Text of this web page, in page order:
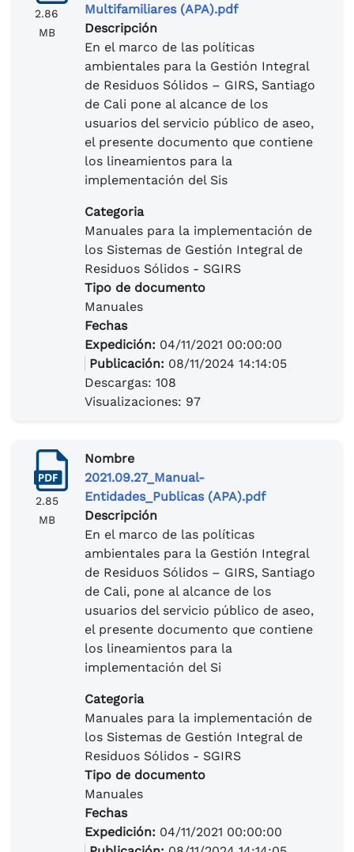
2.86
MB
Multifamiliares (APA).pdf
Descripción
En el marco de las políticas
ambientales para la Gestión Integral
de Residuos Sólidos – GIRS, Santiago
de Cali pone al alcance de los
usuarios del servicio público de aseo,
el presente documento que contiene
los lineamientos para la
implementación del Sis
Categoria
Manuales para la implementación de
los Sistemas de Gestión Integral de
Residuos Sólidos - SGIRS
Tipo de documento
Manuales
Fechas
Expedición: 04/11/2021 00:00:00
Publicación: 08/11/2024 14:14:05
Descargas: 108
Visualizaciones: 97
2.85
MB
Nombre
2021.09.27_Manual-
Entidades_Publicas (APA).pdf
Descripción
En el marco de las políticas
ambientales para la Gestión Integral
de Residuos Sólidos – GIRS, Santiago
de Cali, pone al alcance de los
usuarios del servicio público de aseo,
el presente documento que contiene
los lineamientos para la
implementación del Si
Categoria
Manuales para la implementación de
los Sistemas de Gestión Integral de
Residuos Sólidos - SGIRS
Tipo de documento
Manuales
Fechas
Expedición: 04/11/2021 00:00:00